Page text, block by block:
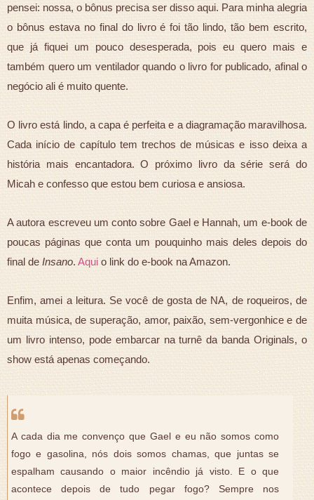
pensei: nossa, o bônus precisa ser disso aqui. Para minha alegria
o bônus estava no final do livro é foi tão lindo, tão bem escrito,
que já fiquei um pouco desesperada, pois eu quero mais e
também quero um ventilador quando o livro for publicado, afinal o
negócio ali é muito quente.
O livro está lindo, a capa é perfeita e a diagramação maravilhosa.
Cada início de capítulo tem trechos de músicas e isso deixa a
história mais encantadora. O próximo livro da série será do
Micah e confesso que estou bem curiosa e ansiosa.
A autora escreveu um conto sobre Gael e Hannah, um e-book de
poucas páginas que conta um pouquinho mais deles depois do
final de Insano.Aqui o link do e-book na Amazon.
Enfim, amei a leitura. Se você de gosta de NA, de roqueiros, de
muita música, de superação, amor, paixão, sem-vergonhice e de
um livro intenso, pode embarcar na turnê da banda Originals, o
show está apenas começando.
A cada dia me convenço que Gael e eu não somos como
fogo e gasolina, nós dois somos chamas, que juntas se
espalham causando o maior incêndio já visto. E o que
acontece depois de tudo pegar fogo? Sempre nos